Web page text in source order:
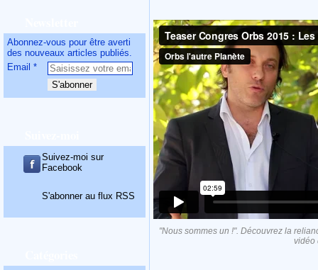
Abonnez-vous pour être averti
des nouveaux articles publiés.
Email
Suivez-moi sur
Facebook
S'abonner au flux RSS
"Nous sommes un !". Découvrez la
vidéo